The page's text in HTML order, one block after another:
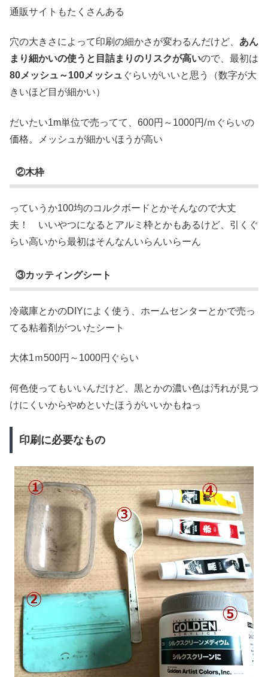
通販サイトもたくさんある
穴の大きさによって印刷の細かさが変わるんだけど、 あん
まり細かいの使うと目詰まりのリスクが高いので、最初は
80メッシュ～100メッシュ ぐらいがいいと思う（数字が大
きいほど目が細かい）
だいたい1m単位で売ってて、600円～1000円/ｍぐらいの
価格。メッシュが細かいほうが高い
②木枠
っていうか100均のコルクボードとかそんなので大丈
夫！ いいやつになるとアルミ枠とかもあるけど、引くぐ
らい高いから最初はそんなんいらんいらーん
③カッティングシート
冷蔵庫とかのDIYによく使う、ホームセンターとかで売っ
てる粘着剤がついたシート
大体1ｍ500円～1000円ぐらい
何色使ってもいいんだけど、黒とかの濃い色は汚れが見つ
けにくいからやめといたほうがいいかもねっ
印刷に必要なもの